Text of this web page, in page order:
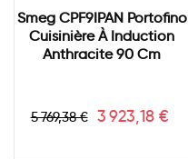
Smeg CPF9IPAN Portofino
Cuisinière À Induction
Anthracite 90 Cm
Prix
5 769,38 € Prix
3 923,18 €